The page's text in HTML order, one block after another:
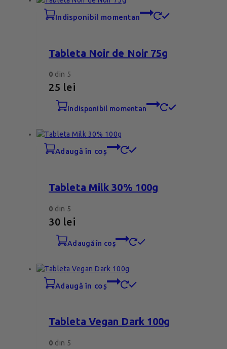
indisponibil momentan
Tableta Noir de Noir 75g
0 din 5
25 lei
indisponibil momentan
adaugă în coș
Tableta Milk 30% 100g
0 din 5
30 lei
adaugă în coș
adaugă în coș
Tableta Vegan Dark 100g
0 din 5